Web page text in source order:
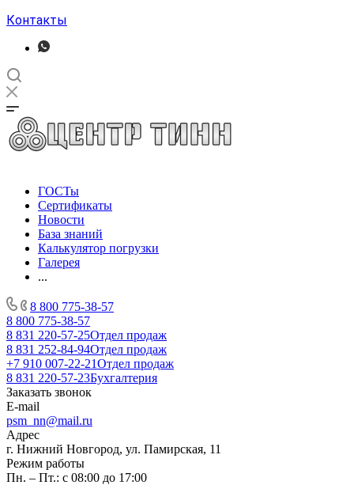
Контакты
ГОСТы
Сертификаты
Новости
База знаний
Калькулятор погрузки
Галерея
...
8 800 775-38-57
8 800 775-38-57
8 831 220-57-25Отдел продаж
8 831 252-84-94Отдел продаж
+7 910 007-22-21Отдел продаж
8 831 220-57-23Бухгалтерия
Заказать звонок
E-mail
psm_nn@mail.ru
Адрес
г. Нижний Новгород, ул. Памирская, 11
Режим работы
Пн. – Пт.: с 08:00 до 17:00